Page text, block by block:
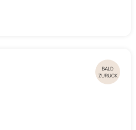
BALD
ZURÜCK